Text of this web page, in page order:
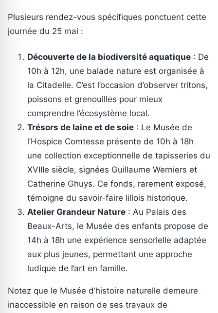
Plusieurs rendez-vous spécifiques ponctuent cette
journée du 25 mai :
Découverte de la biodiversité aquatique : De
10h à 12h, une balade nature est organisée à
la Citadelle. C’est l’occasion d’observer tritons,
poissons et grenouilles pour mieux
comprendre l’écosystème local.
Trésors de laine et de soie : Le Musée de
l’Hospice Comtesse présente de 10h à 18h
une collection exceptionnelle de tapisseries du
XVIIIe siècle, signées Guillaume Werniers et
Catherine Ghuys. Ce fonds, rarement exposé,
témoigne du savoir-faire lillois historique.
Atelier Grandeur Nature : Au Palais des
Beaux-Arts, le Musée des enfants propose de
14h à 18h une expérience sensorielle adaptée
aux plus jeunes, permettant une approche
ludique de l’art en famille.
Notez que le Musée d’histoire naturelle demeure
inaccessible en raison de ses travaux de